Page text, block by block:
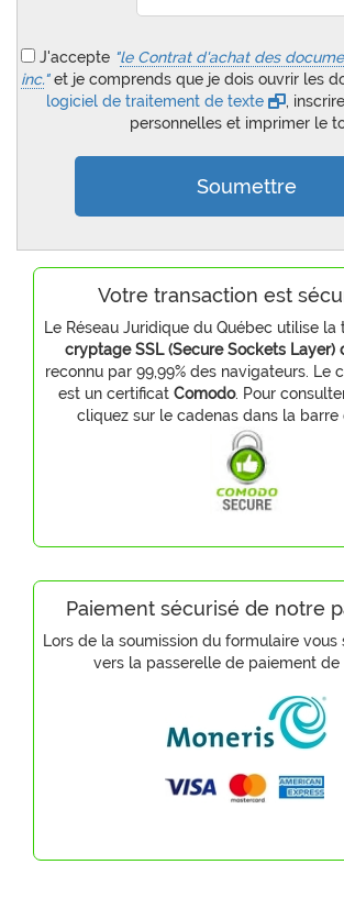
J'accepte "le Contrat d'achat des
inc."et je comprends que je dois ouvrir les
logiciel de traitement de texte
,
personnelles et imprimer le
Votre transaction est
Le Réseau Juridique du Québec utilise
cryptage SSL (Secure Sockets Layer)
reconnu par 99,99% des navigateurs. Le
est un certificat Comodo. Pour
cliquez sur le cadenas dans la barre
Paiement sécurisé de notre
Lors de la soumission du formulaire vous
vers la passerelle de paiement de